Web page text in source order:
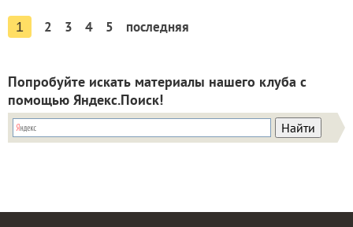
1 2 3 4 5 последняя
Попробуйте искать материалы нашего клуба с
помощью Яндекс.Поиск!